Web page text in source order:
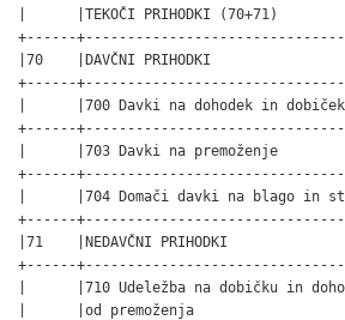
|      |TEKOČI PRIHODKI (70+71)
+------
|70    |DAVČNI PRIHODKI
+------
|      |700 Davki na dohodek in
+------
|      |703 Davki na premoženje
+------
|      |704 Domači davki na blago
+------
|71    |NEDAVČNI PRIHODKI
+------
|      |710 Udeležba na dobičku in
|      |od premoženja